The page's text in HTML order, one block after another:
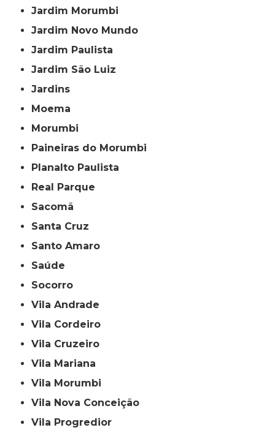
Jardim Morumbi
Jardim Novo Mundo
Jardim Paulista
Jardim São Luiz
Jardins
Moema
Morumbi
Paineiras do Morumbi
Planalto Paulista
Real Parque
Sacomã
Santa Cruz
Santo Amaro
Saúde
Socorro
Vila Andrade
Vila Cordeiro
Vila Cruzeiro
Vila Mariana
Vila Morumbi
Vila Nova Conceição
Vila Progredior